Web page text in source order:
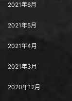
2021年6月
2021年5月
2021年4月
2021年3月
2020年12月